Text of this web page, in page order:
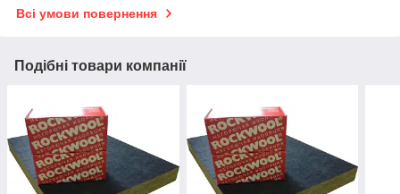
Всі умови повернення
Подібні товари компанії